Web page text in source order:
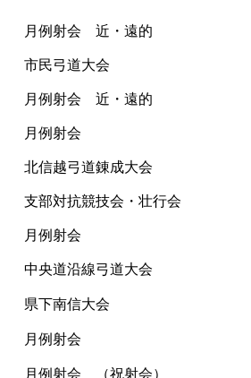
月例射会 近・遠的
市民弓道大会
月例射会 近・遠的
月例射会
北信越弓道錬成大会
支部対抗競技会・壮行会
月例射会
中央道沿線弓道大会
県下南信大会
月例射会
月例射会 （祝射会）